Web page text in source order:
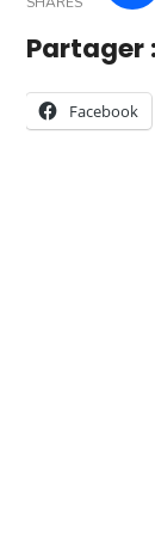
Partager :
Facebook